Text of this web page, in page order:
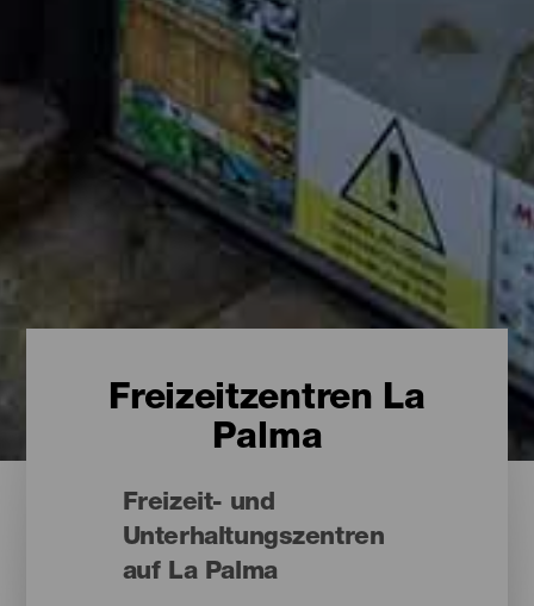
Freizeitzentren La
Palma
Freizeit- und
Unterhaltungszentren
auf La Palma